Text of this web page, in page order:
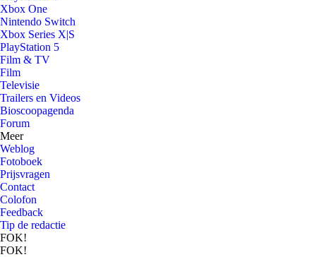
Xbox One
Nintendo Switch
Xbox Series X|S
PlayStation 5
Film & TV
Film
Televisie
Trailers en Videos
Bioscoopagenda
Forum
Meer
Weblog
Fotoboek
Prijsvragen
Contact
Colofon
Feedback
Tip de redactie
FOK!
FOK!